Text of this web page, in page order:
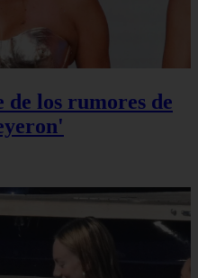
los rumores de